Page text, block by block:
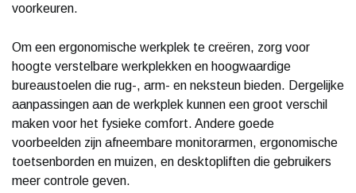
voorkeuren.
Om een ergonomische werkplek te creëren, zorg voor
hoogte verstelbare werkplekken en hoogwaardige
bureaustoelen die rug-, arm- en neksteun bieden. Dergelijke
aanpassingen aan de werkplek kunnen een groot verschil
maken voor het fysieke comfort. Andere goede
voorbeelden zijn afneembare monitorarmen, ergonomische
toetsenborden en muizen, en desktopliften die gebruikers
meer controle geven.